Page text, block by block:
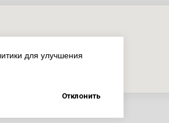
для улучшения
Отклонить